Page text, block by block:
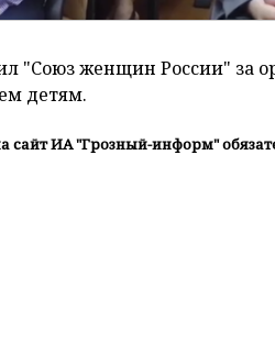
"Союз женщин России" за
детям.
ИА "Грозный-информ"